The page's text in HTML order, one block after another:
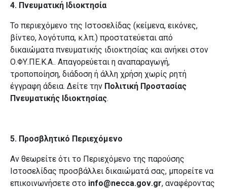
4. Πνευματική Ιδιοκτησία
Το περιεχόμενο της Ιστοσελίδας (κείμενα, εικόνες,
βίντεο, λογότυπα, κ.λπ.) προστατεύεται από
δικαιώματα πνευματικής ιδιοκτησίας και ανήκει στον
Ο.ΦΥ.ΠΕ.Κ.Α.. Απαγορεύεται η αναπαραγωγή,
τροποποίηση, διάδοση ή άλλη χρήση χωρίς ρητή
έγγραφη άδεια. Δείτε την Πολιτική Προστασίας
Πνευματικής Ιδιοκτησίας.
5. Προσβλητικό Περιεχόμενο
Αν θεωρείτε ότι το Περιεχόμενο της παρούσης
Ιστοσελίδας προσβάλλει δικαιώματά σας, μπορείτε να
επικοινωνήσετε στο info@necca.gov.gr, αναφέροντας